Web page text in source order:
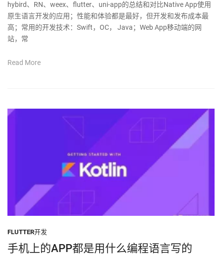
hybird、RN、weex、flutter、uni-app的总结和对比Native App使用
原生语言开发的应用；性能和体验都是最好，但开发和发布成本最
高；常用的开发技术：Swift，OC， Java；Web App移动端的网
站，常
Read More
FLUTTER开发
手机上的APP都是用什么编程语言写的